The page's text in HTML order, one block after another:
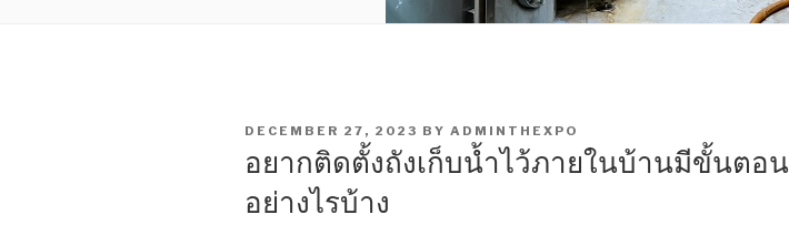
POSTED
DECEMBER 27, 2023 BY ADMINTHEXPO
อยากติดตั้งถังเก็บน้ำไว้ภายในบ้านมีขั้นตอน
อย่างไรบ้าง